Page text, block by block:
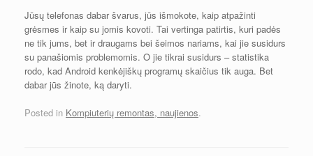
Jūsų telefonas dabar švarus, jūs išmokote, kaip atpažinti
grėsmes ir kaip su jomis kovoti. Tai vertinga patirtis, kuri padės
ne tik jums, bet ir draugams bei šeimos nariams, kai jie susidurs
su panašiomis problemomis. O jie tikrai susidurs – statistika
rodo, kad Android kenkėjiškų programų skaičius tik auga. Bet
dabar jūs žinote, ką daryti.
Posted in Kompiuterių remontas, naujienos.